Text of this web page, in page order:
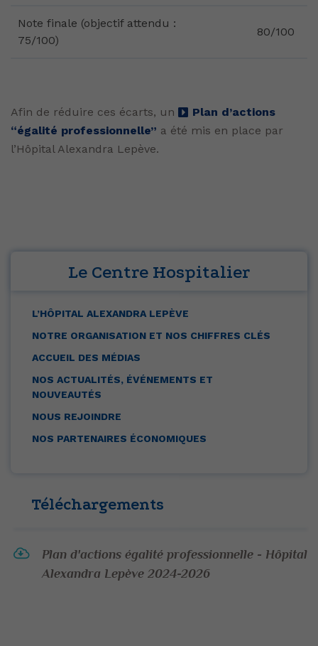
Note finale (objectif attendu :
75/100)
80/100
Afin de réduire ces écarts, un
Plan d’actions
“égalité professionnelle” a été mis en place par
l’Hôpital Alexandra Lepève.
Le Centre Hospitalier
L’HÔPITAL ALEXANDRA LEPÈVE
NOTRE ORGANISATION ET NOS CHIFFRES CLÉS
ACCUEIL DES MÉDIAS
NOS ACTUALITÉS, ÉVÉNEMENTS ET
NOUVEAUTÉS
NOUS REJOINDRE
NOS PARTENAIRES ÉCONOMIQUES
Téléchargements
Plan d'actions égalité professionnelle - Hôpital
Alexandra Lepève 2024-2026